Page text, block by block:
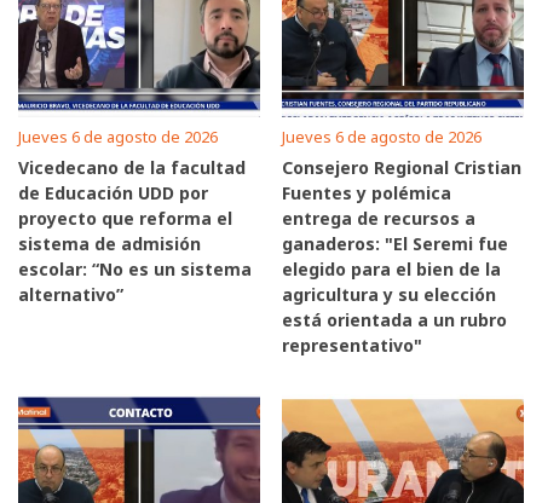
Jueves 6 de agosto de 2026
Vicedecano de la facultad
de Educación UDD por
proyecto que reforma el
sistema de admisión
escolar: “No es un sistema
alternativo”
Jueves 6 de agosto de 2026
Consejero Regional Cristian
Fuentes y polémica
entrega de recursos a
ganaderos: "El Seremi fue
elegido para el bien de la
agricultura y su elección
está orientada a un rubro
representativo"